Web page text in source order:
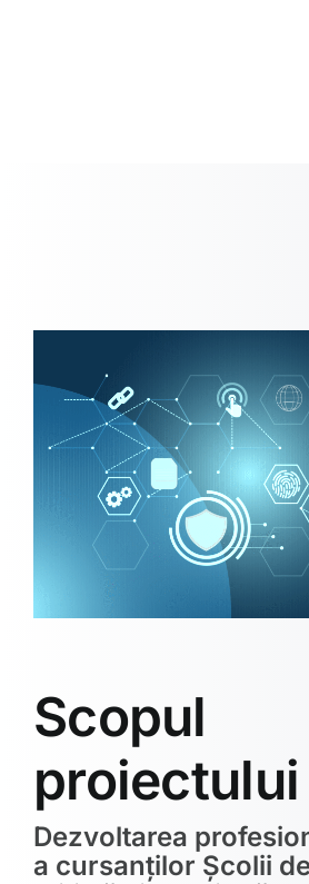
Scopul
proiectului
Dezvoltarea
a cursanților Școlii